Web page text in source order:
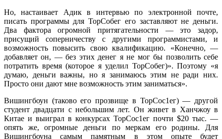
Но, настаивает Адик в интервью по электронной почте,
писать программы для ТорСобег его заставляют не деньги.
Два фактора огромной притягательности — это задор,
присущий соперничеству с другими программистами, и
возможность повысить свою квалификацию. «Конечно, —
добавляет он, — без этих денег я не мог бы позволить себе
потратить время (которое я уделил ТорСобег)». Поэтому «я
думаю, деньги важны, но я занимаюсь этим не ради них.
Просто они дают мне возможность этим заниматься».
Вишингбоун (таково его прозвище в ТорСос1ег) — другой
студент двадцати с небольшим лет. Он живет в Ханчжоу в
Китае и выиграл в конкурсах ТорСос1ег почти $20 тыс. —
опять же, огромные деньги по меркам его родины. Для
Вишингбоуна самым памятным в этом опыте будет